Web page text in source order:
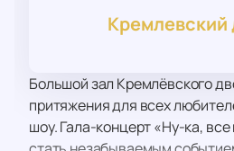
Кремлевский
Большой зал Кремлёвского
притяжения для всех
шоу. Гала-концерт «Ну-ка,